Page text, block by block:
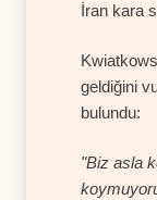
İran kara
geldiğini
bulundu:
"Biz asla